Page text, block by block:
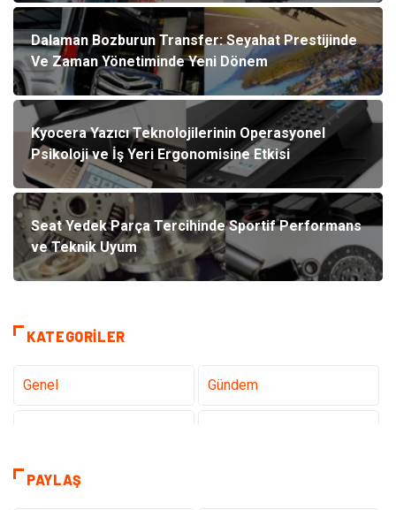
Dalaman Bozburun Transfer: Seyahat Prestijinde
Ve Zaman Yönetiminde Yeni Dönem
Kyocera Yazıcı Teknolojilerinin Operasyonel
Psikoloji ve İş Yeri Ergonomisine Etkisi
Seat Yedek Parça Tercihinde Sportif Performans
ve Teknik Uyum
KATEGORILER
Genel Gündem
Sağlık
PAYLAŞ